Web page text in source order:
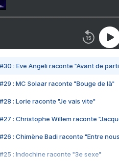
#30 : Eve Angeli raconte "Avant de
#29 : MC Solaar raconte "Bouge de là"
#28 : Lorie raconte "Je vais vite"
#27 : Christophe Willem raconte
#26 : Chimène Badi raconte "Entre
#25 : Indochine raconte "3e sexe"